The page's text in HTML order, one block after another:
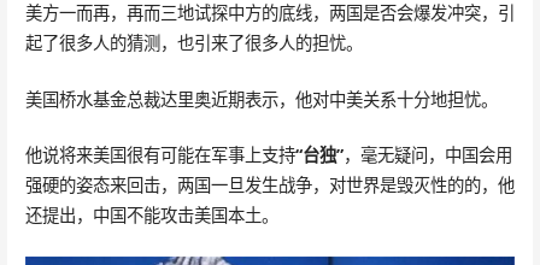
美方一而再，再而三地试探中方的底线，两国是否会爆发冲突，引
起了很多人的猜测，也引来了很多人的担忧。
美国桥水基金总裁达里奥近期表示，他对中美关系十分地担忧。
他说将来美国很有可能在军事上支持“台独”，毫无疑问，中国会用
强硬的姿态来回击，两国一旦发生战争，对世界是毁灭性的的，他
还提出，中国不能攻击美国本土。